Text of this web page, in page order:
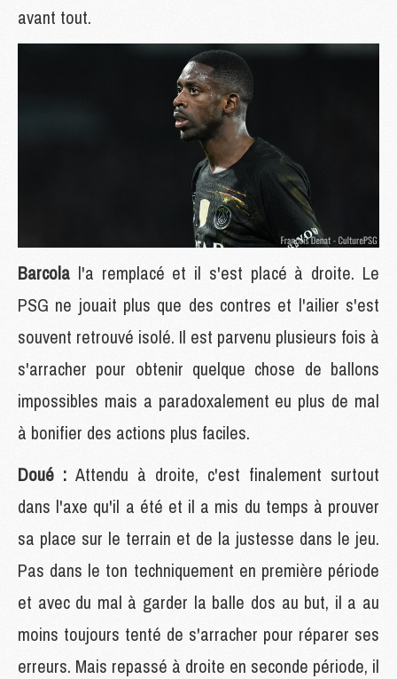
avant tout.
Barcola l'a remplacé et il s'est placé à droite. Le
PSG ne jouait plus que des contres et l'ailier s'est
souvent retrouvé isolé. Il est parvenu plusieurs fois à
s'arracher pour obtenir quelque chose de ballons
impossibles mais a paradoxalement eu plus de mal
à bonifier des actions plus faciles.
Doué : Attendu à droite, c'est finalement surtout
dans l'axe qu'il a été et il a mis du temps à prouver
sa place sur le terrain et de la justesse dans le jeu.
Pas dans le ton techniquement en première période
et avec du mal à garder la balle dos au but, il a au
moins toujours tenté de s'arracher pour réparer ses
erreurs. Mais repassé à droite en seconde période, il